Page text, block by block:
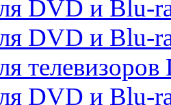
DVD и Blu-
DVD и Blu-
DVD и Blu-